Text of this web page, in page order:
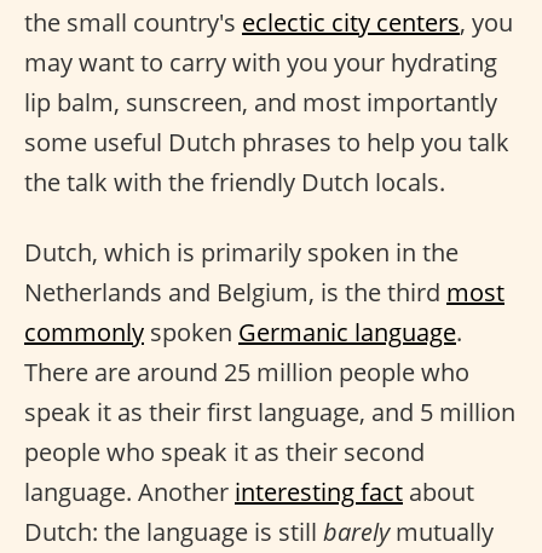
the small country's eclectic city centers, you
may want to carry with you your hydrating
lip balm, sunscreen, and most importantly
some useful Dutch phrases to help you talk
the talk with the friendly Dutch locals.
Dutch, which is primarily spoken in the
Netherlands and Belgium, is the third most
commonly spoken Germanic language.
There are around 25 million people who
speak it as their first language, and 5 million
people who speak it as their second
language. Another interesting fact about
Dutch: the language is still barelymutually